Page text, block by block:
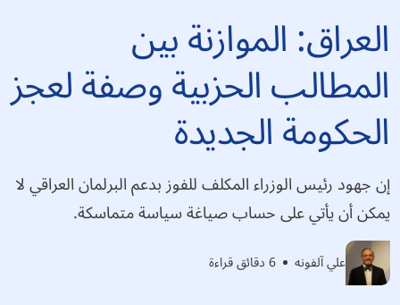
العراق: الموازنة بين
المطالب الحزبية وصفة لعجز
الحكومة الجديدة
إن جهود رئيس الوزراء المكلف للفوز بدعم البرلمان العراقي لا
يمكن أن يأتي على حساب صياغة سياسة متماسكة.
علي آلفونه 6 دقائق قراءة